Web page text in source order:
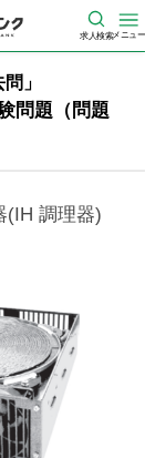
求人検索メニュー
」
問題（問題
(IH 調理器)